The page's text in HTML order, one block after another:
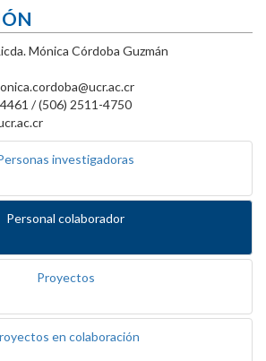
Mónica Córdoba Guzmán
/ (506) 2511-4750
investigadoras
Personal colaborador
Proyectos
en colaboración